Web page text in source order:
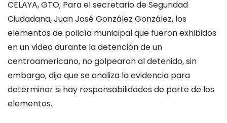
CELAYA, GTO; Para el secretario de Seguridad
Ciudadana, Juan José González González, los
elementos de policía municipal que fueron exhibidos
en un video durante la detención de un
centroamericano, no golpearon al detenido, sin
embargo, dijo que se analiza la evidencia para
determinar si hay responsabilidades de parte de los
elementos.